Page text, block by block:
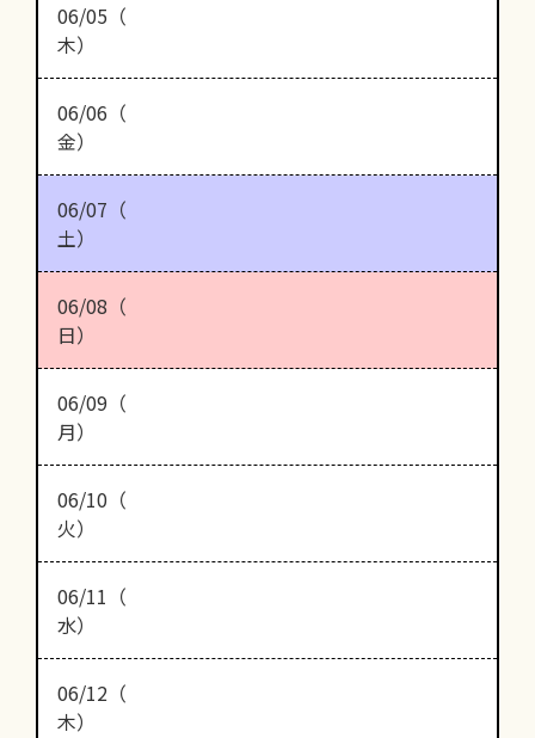
06/05（
木）
06/06（
金）
06/07（
土）
06/08（
日）
06/09（
月）
06/10（
火）
06/11（
水）
06/12（
木）